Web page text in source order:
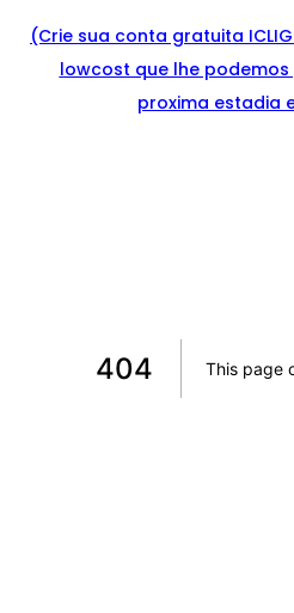
(Crie sua conta gratuita
lowcost que lhe
proxima estadia